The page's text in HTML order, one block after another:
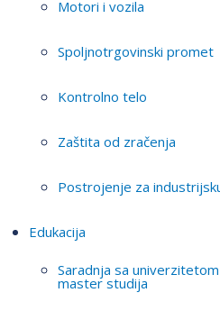
Motori i vozila
Spoljnotrgovinski promet
Kontrolno telo
Zaštita od zračenja
Postrojenje za
Edukacija
Saradnja sa
master studija